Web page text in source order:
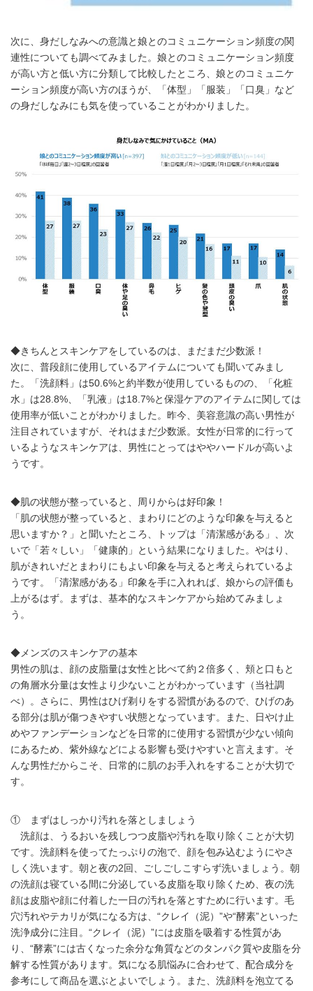
次に、身だしなみへの意識と娘とのコミュニケーション頻度の関
連性についても調べてみました。娘とのコミュニケーション頻度
が高い方と低い方に分類して比較したところ、娘とのコミュニケ
ーション頻度が高い方のほうが、「体型」「服装」「口臭」など
の身だしなみにも気を使っていることがわかりました。
◆きちんとスキンケアをしているのは、まだまだ少数派！
次に、普段顔に使用しているアイテムについても聞いてみまし
た。「洗顔料」は50.6%と約半数が使用しているものの、「化粧
水」は28.8%、「乳液」は18.7%と保湿ケアのアイテムに関しては
使用率が低いことがわかりました。昨今、美容意識の高い男性が
注目されていますが、それはまだ少数派。女性が日常的に行って
いるようなスキンケアは、男性にとってはややハードルが高いよ
うです。
◆肌の状態が整っていると、周りからは好印象！
「肌の状態が整っていると、まわりにどのような印象を与えると
思いますか？」と聞いたところ、トップは「清潔感がある」、次
いで「若々しい」「健康的」という結果になりました。やはり、
肌がきれいだとまわりにもよい印象を与えると考えられているよ
うです。「清潔感がある」印象を手に入れれば、娘からの評価も
上がるはず。まずは、基本的なスキンケアから始めてみましょ
う。
◆メンズのスキンケアの基本
男性の肌は、顔の皮脂量は女性と比べて約２倍多く、頬と口もと
の角層水分量は女性より少ないことがわかっています（当社調
べ）。さらに、男性はひげ剃りをする習慣があるので、ひげのあ
る部分は肌が傷つきやすい状態となっています。また、日やけ止
めやファンデーションなどを日常的に使用する習慣が少ない傾向
にあるため、紫外線などによる影響も受けやすいと言えます。そ
んな男性だからこそ、日常的に肌のお手入れをすることが大切で
す。
① まずはしっかり汚れを落としましょう
洗顔は、うるおいを残しつつ皮脂や汚れを取り除くことが大切
です。洗顔料を使ってたっぷりの泡で、顔を包み込むようにやさ
しく洗います。朝と夜の2回、ごしごしこすらず洗いましょう。朝
の洗顔は寝ている間に分泌している皮脂を取り除くため、夜の洗
顔は皮脂や顔に付着した一日の汚れを落とすために行います。毛
穴汚れやテカリが気になる方は、“クレイ（泥）”や“酵素”といった
洗浄成分に注目。“クレイ（泥）”には皮脂を吸着する性質があ
り、“酵素”には古くなった余分な角質などのタンパク質や皮脂を分
解する性質があります。気になる肌悩みに合わせて、配合成分を
参考にして商品を選ぶとよいでしょう。また、洗顔料を泡立てる